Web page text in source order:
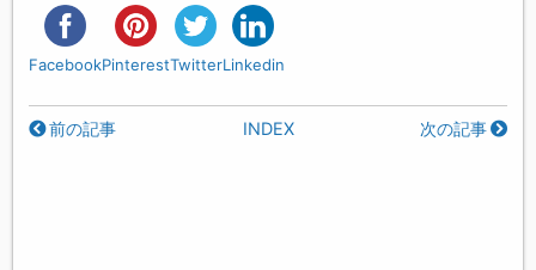
FacebookPinterestTwitterLinkedin
前の記事 INDEX 次の記事